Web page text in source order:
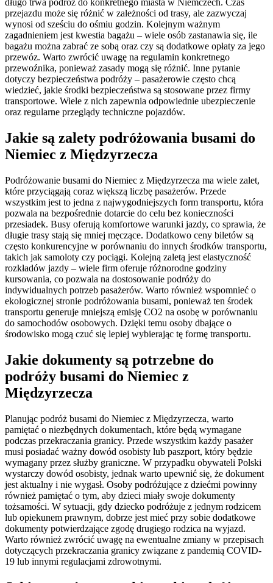
długo trwa podróż do konkretnego miasta w Niemczech. Czas
przejazdu może się różnić w zależności od trasy, ale zazwyczaj
wynosi od sześciu do ośmiu godzin. Kolejnym ważnym
zagadnieniem jest kwestia bagażu – wiele osób zastanawia się, ile
bagażu można zabrać ze sobą oraz czy są dodatkowe opłaty za jego
przewóz. Warto zwrócić uwagę na regulamin konkretnego
przewoźnika, ponieważ zasady mogą się różnić. Inne pytanie
dotyczy bezpieczeństwa podróży – pasażerowie często chcą
wiedzieć, jakie środki bezpieczeństwa są stosowane przez firmy
transportowe. Wiele z nich zapewnia odpowiednie ubezpieczenie
oraz regularne przeglądy techniczne pojazdów.
Jakie są zalety podróżowania busami do
Niemiec z Międzyrzecza
Podróżowanie busami do Niemiec z Międzyrzecza ma wiele zalet,
które przyciągają coraz większą liczbę pasażerów. Przede
wszystkim jest to jedna z najwygodniejszych form transportu, która
pozwala na bezpośrednie dotarcie do celu bez konieczności
przesiadek. Busy oferują komfortowe warunki jazdy, co sprawia, że
długie trasy stają się mniej męczące. Dodatkowo ceny biletów są
często konkurencyjne w porównaniu do innych środków transportu,
takich jak samoloty czy pociągi. Kolejną zaletą jest elastyczność
rozkładów jazdy – wiele firm oferuje różnorodne godziny
kursowania, co pozwala na dostosowanie podróży do
indywidualnych potrzeb pasażerów. Warto również wspomnieć o
ekologicznej stronie podróżowania busami, ponieważ ten środek
transportu generuje mniejszą emisję CO2 na osobę w porównaniu
do samochodów osobowych. Dzięki temu osoby dbające o
środowisko mogą czuć się lepiej wybierając tę formę transportu.
Jakie dokumenty są potrzebne do
podróży busami do Niemiec z
Międzyrzecza
Planując podróż busami do Niemiec z Międzyrzecza, warto
pamiętać o niezbędnych dokumentach, które będą wymagane
podczas przekraczania granicy. Przede wszystkim każdy pasażer
musi posiadać ważny dowód osobisty lub paszport, który będzie
wymagany przez służby graniczne. W przypadku obywateli Polski
wystarczy dowód osobisty, jednak warto upewnić się, że dokument
jest aktualny i nie wygasł. Osoby podróżujące z dziećmi powinny
również pamiętać o tym, aby dzieci miały swoje dokumenty
tożsamości. W sytuacji, gdy dziecko podróżuje z jednym rodzicem
lub opiekunem prawnym, dobrze jest mieć przy sobie dodatkowe
dokumenty potwierdzające zgodę drugiego rodzica na wyjazd.
Warto również zwrócić uwagę na ewentualne zmiany w przepisach
dotyczących przekraczania granicy związane z pandemią COVID-
19 lub innymi regulacjami zdrowotnymi.